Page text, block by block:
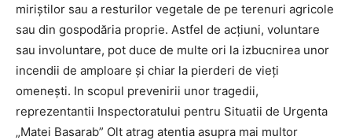
miriștilor sau a resturilor vegetale de pe terenuri agricole
sau din gospodăria proprie. Astfel de acțiuni, voluntare
sau involuntare, pot duce de multe ori la izbucnirea unor
incendii de amploare și chiar la pierderi de vieți
omenești. In scopul prevenirii unor tragedii,
reprezentantii Inspectoratului pentru Situatii de Urgenta
„Matei Basarab” Olt atrag atentia asupra mai multor